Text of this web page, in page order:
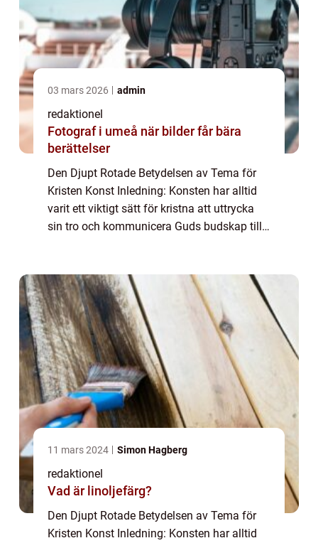
03 mars 2026 admin
redaktionel
Fotograf i umeå när bilder får bära
berättelser
Den Djupt Rotade Betydelsen av Tema för
Kristen Konst Inledning: Konsten har alltid
varit ett viktigt sätt för kristna att uttrycka
sin tro och kommunicera Guds budskap till
11 mars 2024 Simon Hagberg
redaktionel
Vad är linoljefärg?
Den Djupt Rotade Betydelsen av Tema för
Kristen Konst Inledning: Konsten har alltid